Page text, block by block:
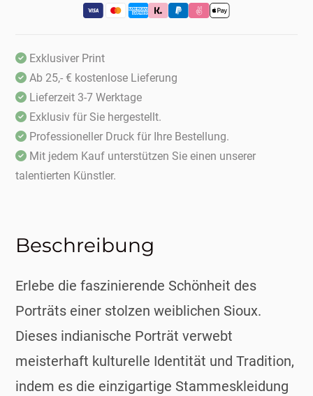
Exklusiver Print
Ab 25,- € kostenlose Lieferung
Lieferzeit 3-7 Werktage
Exklusiv für Sie hergestellt.
Professioneller Druck für Ihre Bestellung.
Mit jedem Kauf unterstützen Sie einen unserer
talentierten Künstler.
Beschreibung
Erlebe die faszinierende Schönheit des
Porträts einer stolzen weiblichen Sioux.
Dieses indianische Porträt verwebt
meisterhaft kulturelle Identität und Tradition,
indem es die einzigartige Stammeskleidung